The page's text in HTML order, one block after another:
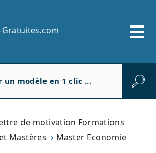
de motivation Formations
Mastères
Master Economie